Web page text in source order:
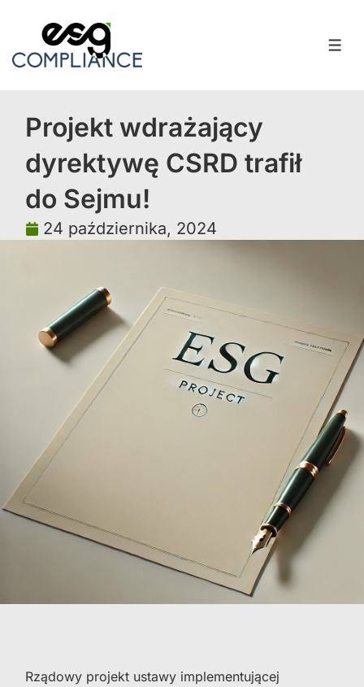
Projekt wdrażający
dyrektywę CSRD trafił
do Sejmu!
24 października, 2024
Rządowy projekt ustawy implementującej